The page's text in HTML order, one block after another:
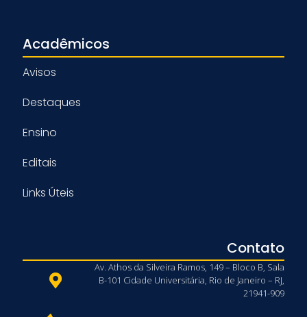
Acadêmicos
Avisos
Destaques
Ensino
Editais
Links Úteis
Contato
Av. Athos da Silveira Ramos, 149 – Bloco B, Sala
B-101 Cidade Universitária, Rio de Janeiro – RJ,
21941-909